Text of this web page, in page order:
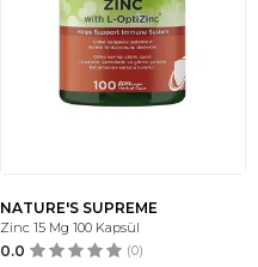
NATURE'S SUPREME
Zinc 15 Mg 100 Kapsül
0.0 (0)